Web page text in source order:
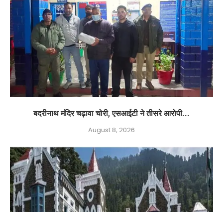
बदरीनाथ मंदिर चढ़ावा चोरी, एसआईटी ने तीसरे आरोपी...
August 8, 2026